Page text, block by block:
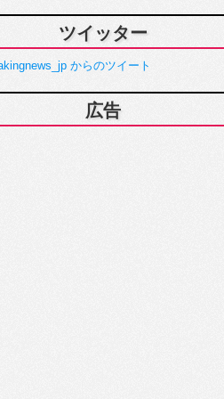
ツイッター
からのツイート
広告